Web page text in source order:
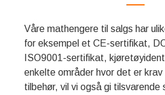
Våre mathengere til salgs har
for eksempel et CE-sertifikat,
ISO9001-sertifikat,
enkelte områder hvor det er krav
tilbehør, vil vi også gi